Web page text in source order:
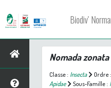
Biodiv'
Nomada zonata
Classe : Insecta Ordre :
Apidae
Sous-Famille :